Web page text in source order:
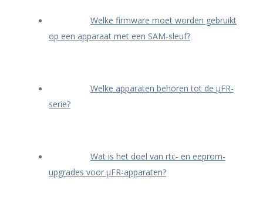
Welke firmware moet worden gebruikt
op een apparaat met een SAM-sleuf?
Welke apparaten behoren tot de μFR-
serie?
Wat is het doel van rtc- en eeprom-
upgrades voor μFR-apparaten?